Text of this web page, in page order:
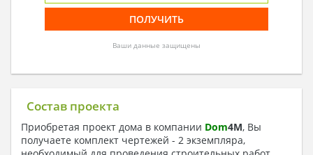
Ваши данные защищены
Состав проекта
Приобретая проект дома в компании Dom4M, Вы
получаете комплект чертежей - 2 экземпляра,